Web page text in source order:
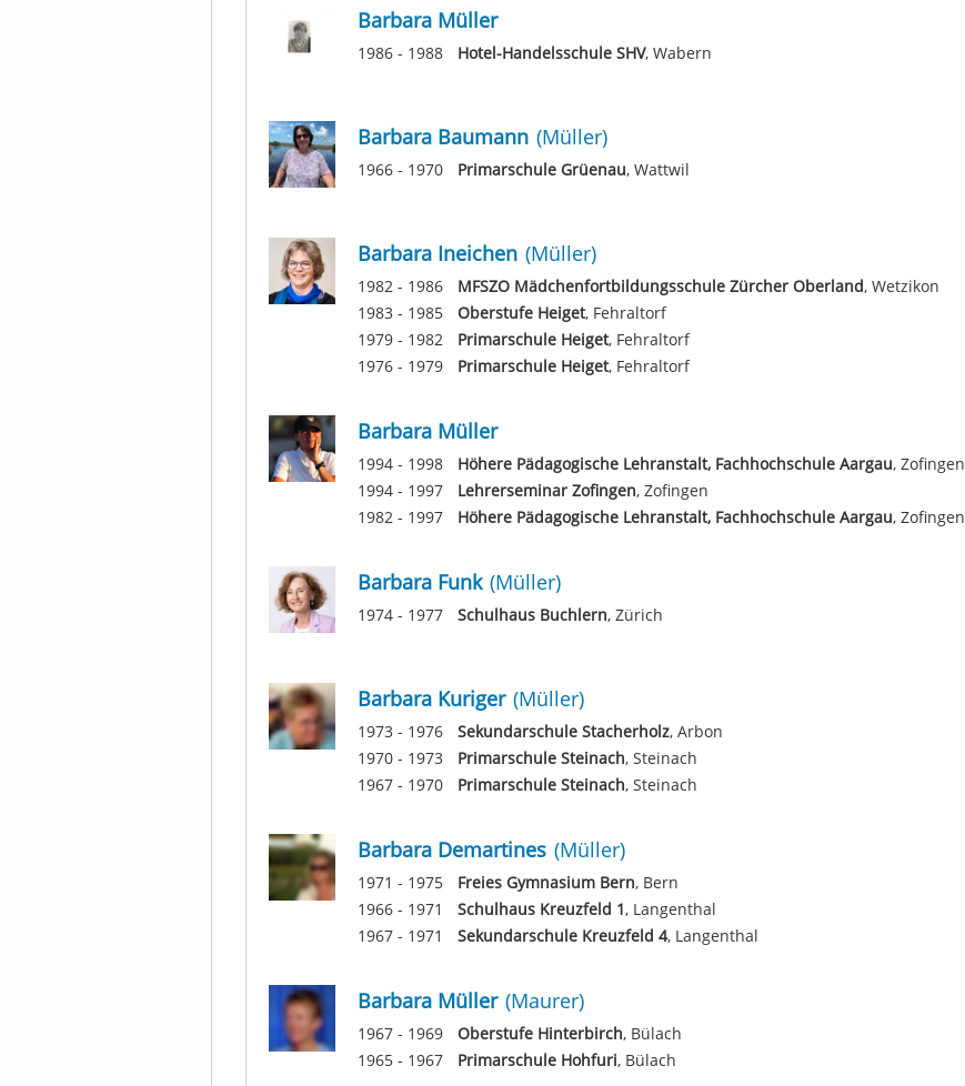
Barbara Müller
1986 - 1988 Hotel-Handelsschule SHV, Wabern
Barbara Baumann (Müller)
1966 - 1970 Primarschule Grüenau, Wattwil
Barbara Ineichen (Müller)
1982 - 1986 MFSZO Mädchenfortbildungsschule Zürcher Oberland, Wetzikon
1983 - 1985
Oberstufe Heiget, Fehraltorf
1979 - 1982
Primarschule Heiget, Fehraltorf
1976 - 1979
Primarschule Heiget, Fehraltorf
Barbara Müller
1994 - 1998 Höhere Pädagogische Lehranstalt, Fachhochschule Aargau, Zofingen
1994 - 1997
Lehrerseminar Zofingen, Zofingen
1982 - 1997
Höhere Pädagogische Lehranstalt, Fachhochschule Aargau, Zofingen
Barbara Funk (Müller)
1974 - 1977 Schulhaus Buchlern, Zürich
Barbara Kuriger (Müller)
1973 - 1976 Sekundarschule Stacherholz, Arbon
1970 - 1973
Primarschule Steinach, Steinach
1967 - 1970
Primarschule Steinach, Steinach
Barbara Demartines (Müller)
1971 - 1975 Freies Gymnasium Bern, Bern
1966 - 1971
Schulhaus Kreuzfeld 1, Langenthal
1967 - 1971
Sekundarschule Kreuzfeld 4, Langenthal
Barbara Müller (Maurer)
1967 - 1969 Oberstufe Hinterbirch, Bülach
1965 - 1967
Primarschule Hohfuri, Bülach